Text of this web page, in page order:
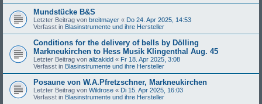
Mundstücke B&S
Letzter Beitrag von breitmayer « Do 24. Apr 2025, 14:53
Verfasst in Blasinstrumente und ihre Hersteller
Conditions for the delivery of bells by Dölling
Markneukirchen to Hess Musik Klingenthal Aug. 45
Letzter Beitrag von alizakidd « Fr 18. Apr 2025, 3:08
Verfasst in Blasinstrumente und ihre Hersteller
Posaune von W.A.Pfretzschner, Markneukirchen
Letzter Beitrag von Wildrose « Di 15. Apr 2025, 16:03
Verfasst in Blasinstrumente und ihre Hersteller